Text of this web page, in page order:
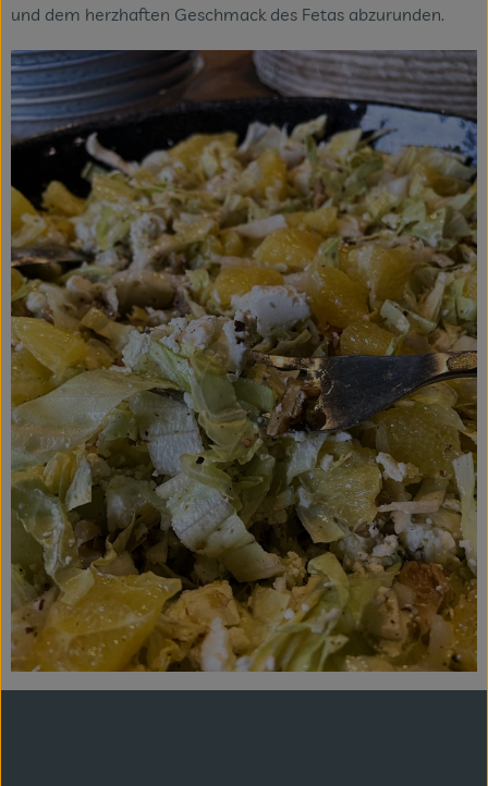
und dem herzhaften Geschmack des Fetas abzurunden.